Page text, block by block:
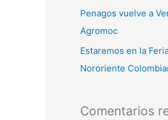
Penagos vuelve a
Agromoc
Estaremos en la
Nororiente
Comentarios